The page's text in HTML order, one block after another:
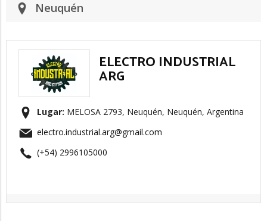
Neuquén
ELECTRO INDUSTRIAL
ARG
Lugar: MELOSA 2793, Neuquén, Neuquén, Argentina
electro.industrial.arg@gmail.com
(+54) 2996105000